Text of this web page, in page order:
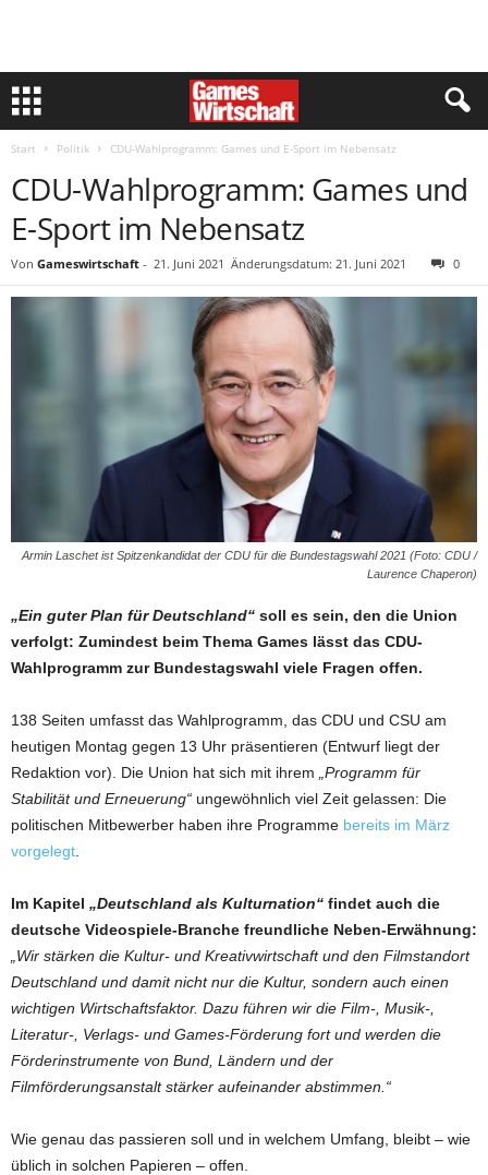
Start Politik CDU-Wahlprogramm: Games und E-Sport im Nebensatz
CDU-Wahlprogramm: Games und
E-Sport im Nebensatz
Von Gameswirtschaft - 21. Juni 2021 Änderungsdatum: 21. Juni 2021 0
Armin Laschet ist Spitzenkandidat der CDU für die Bundestagswahl 2021 (Foto: CDU /
Laurence Chaperon)
„Ein guter Plan für Deutschland“ soll es sein, den die Union
verfolgt: Zumindest beim Thema Games lässt das CDU-
Wahlprogramm zur Bundestagswahl viele Fragen offen.
138 Seiten umfasst das Wahlprogramm, das CDU und CSU am
heutigen Montag gegen 13 Uhr präsentieren (Entwurf liegt der
Redaktion vor). Die Union hat sich mit ihrem
„Programm für
Stabilität und Erneuerung“ ungewöhnlich viel Zeit gelassen: Die
politischen Mitbewerber haben ihre Programme bereits im März
vorgelegt
Im Kapitel „Deutschland als Kulturnation“ findet auch die
deutsche Videospiele-Branche freundliche Neben-Erwähnung:
„Wir stärken die Kultur- und Kreativwirtschaft und den Filmstandort
Deutschland und damit nicht nur die Kultur, sondern auch einen
wichtigen Wirtschaftsfaktor. Dazu führen wir die Film-, Musik-,
Literatur-, Verlags- und Games-Förderung fort und werden die
Förderinstrumente von Bund, Ländern und der
Filmförderungsanstalt stärker aufeinander abstimmen.“
Wie genau das passieren soll und in welchem Umfang, bleibt – wie
üblich in solchen Papieren – offen.